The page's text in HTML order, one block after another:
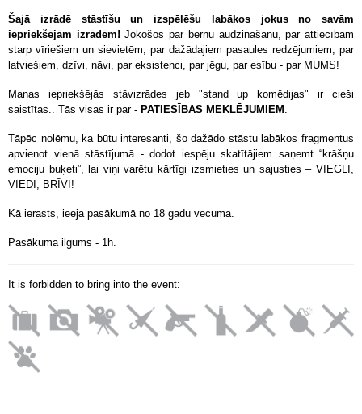
Šajā izrādē stāstīšu un izspēlēšu labākos jokus no savām
iepriekšējām izrādēm!Jokošos par bērnu audzināšanu, par attiecībam
starp vīriešiem un sievietēm, par dažādajiem pasaules redzējumiem, par
latviešiem, dzīvi, nāvi, par eksistenci, par jēgu, par esību - par MUMS!
Manas iepriekšējās stāvizrādes jeb "stand up komēdijas" ir cieši
saistītas.. Tās visas ir par - PATIESĪBAS MEKLĒJUMIEM .
Tāpēc nolēmu, ka būtu interesanti, šo dažādo stāstu labākos fragmentus
apvienot vienā stāstījumā - dodot iespēju skatītājiem saņemt “krāšņu
emociju buķeti”, lai viņi varētu kārtīgi izsmieties un sajusties – VIEGLI,
VIEDI, BRĪVI!
Kā ierasts, ieeja pasākumā no 18 gadu vecuma.
Pasākuma ilgums - 1h.
It is forbidden to bring into the event: